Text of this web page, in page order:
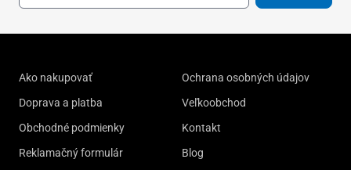
Ako nakupovať
Doprava a platba
Obchodné podmienky
Reklamačný formulár
Ochrana osobných údajov
Veľkoobchod
Kontakt
Blog